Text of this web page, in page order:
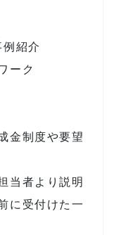
紹介
ク
金制度や要望
より説明
付けた一